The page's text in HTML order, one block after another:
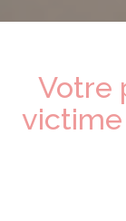
Votre
victime